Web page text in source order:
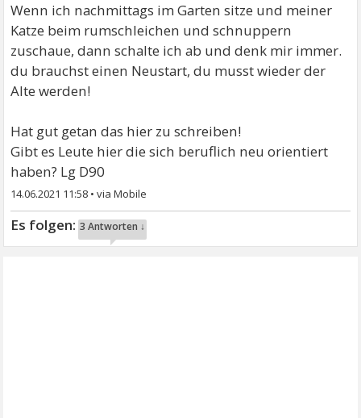
Wenn ich nachmittags im Garten sitze und meiner
Katze beim rumschleichen und schnuppern
zuschaue, dann schalte ich ab und denk mir immer.
du brauchst einen Neustart, du musst wieder der
Alte werden!
Hat gut getan das hier zu schreiben!
Gibt es Leute hier die sich beruflich neu orientiert
haben? Lg D90
14.06.2021 11:58 •
3 Antworten ↓